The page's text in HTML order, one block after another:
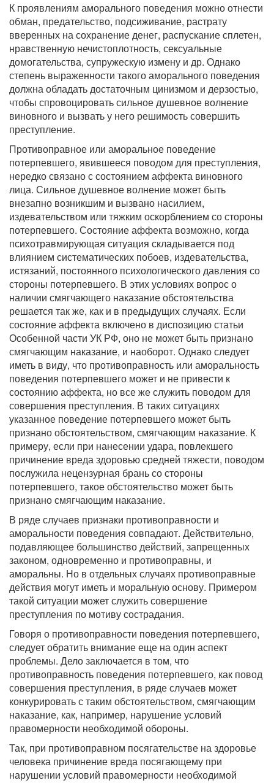
К проявлениям аморального поведения можно отнести
обман, предательство, подсиживание, растрату
вверенных на сохранение денег, распускание сплетен,
нравственную нечистоплотность, сексуальные
домогательства, супружескую измену и др. Однако
степень выраженности такого аморального поведения
должна обладать достаточным цинизмом и дерзостью,
чтобы спровоцировать сильное душевное волнение
виновного и вызвать у него решимость совершить
преступление.
Противоправное или аморальное поведение
потерпевшего, явившееся поводом для преступления,
нередко связано с состоянием аффекта виновного
лица. Сильное душевное волнение может быть
внезапно возникшим и вызвано насилием,
издевательством или тяжким оскорблением со стороны
потерпевшего. Состояние аффекта возможно, когда
психотравмирующая ситуация складывается под
влиянием систематических побоев, издевательства,
истязаний, постоянного психологического давления со
стороны потерпевшего. В этих условиях вопрос о
наличии смягчающего наказание обстоятельства
решается так же, как и в предыдущих случаях. Если
состояние аффекта включено в диспозицию статьи
Особенной части УК РФ, оно не может быть признано
смягчающим наказание, и наоборот. Однако следует
иметь в виду, что противоправность или аморальность
поведения потерпевшего может и не привести к
состоянию аффекта, но все же служить поводом для
совершения преступления. В таких ситуациях
указанное поведение потерпевшего может быть
признано обстоятельством, смягчающим наказание. К
примеру, если при нанесении удара, повлекшего
причинение вреда здоровью средней тяжести, поводом
послужила нецензурная брань со стороны
потерпевшего, такое обстоятельство может быть
признано смягчающим наказание.
В ряде случаев признаки противоправности и
аморальности поведения совпадают. Действительно,
подавляющее большинство действий, запрещенных
законом, одновременно и противоправны, и
аморальны. Но в отдельных случаях противоправные
действия могут иметь и моральную основу. Примером
такой ситуации может служить совершение
преступления по мотиву сострадания.
Говоря о противоправности поведения потерпевшего,
следует обратить внимание еще на один аспект
проблемы. Дело заключается в том, что
противоправность поведения потерпевшего, как повод
совершения преступления, в ряде случаев может
конкурировать с таким обстоятельством, смягчающим
наказание, как, например, нарушение условий
правомерности необходимой обороны.
Так, при противоправном посягательстве на здоровье
человека причинение вреда посягающему при
нарушении условий правомерности необходимой